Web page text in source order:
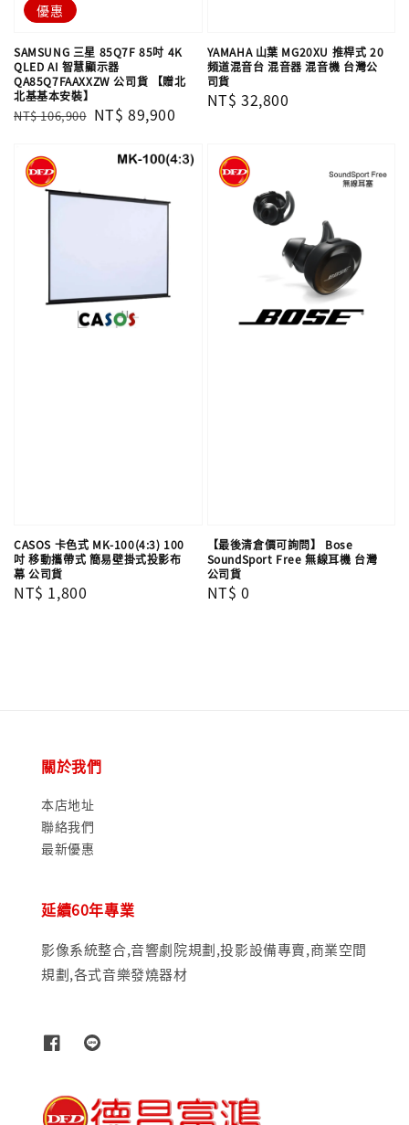
優惠
SAMSUNG 三星 85Q7F 85吋 4K
QLED AI 智慧顯示器
QA85Q7FAAXXZW 公司貨 【贈北
北基基本安裝】
Regular
NT$ 106,900 Sale
NT$ 89,900
YAMAHA 山葉 MG20XU 推桿式 20
頻道混音台 混音器 混音機 台灣公
司貨
Regular
NT$ 32,800
CASOS 卡色式 MK-100(4:3) 100
吋 移動攜帶式 簡易壁掛式投影布
幕 公司貨
Regular
NT$ 1,800
【最後清倉價可詢問】 Bose
SoundSport Free 無線耳機 台灣
公司貨
Regular
NT$ 0
關於我們
本店地址
聯絡我們
最新優惠
延續60年專業
影像系統整合,音響劇院規劃,投影設備專賣,商業空間
規劃,各式音樂發燒器材